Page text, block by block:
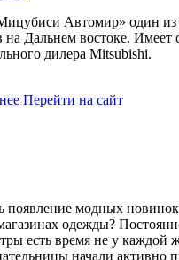
Автомир» один из
на Дальнем востоке. Имеет
дилера Mitsubishi.
Перейти на сайт
появление модных
одежды?
есть время не у
начали активно